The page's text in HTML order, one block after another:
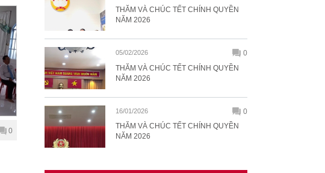
0
THĂM VÀ CHÚC TẾT CHÍNH QUYỀN
NĂM 2026
05/02/2026
0
THĂM VÀ CHÚC TẾT CHÍNH QUYỀN
NĂM 2026
16/01/2026
0
THĂM VÀ CHÚC TẾT CHÍNH QUYỀN
NĂM 2026